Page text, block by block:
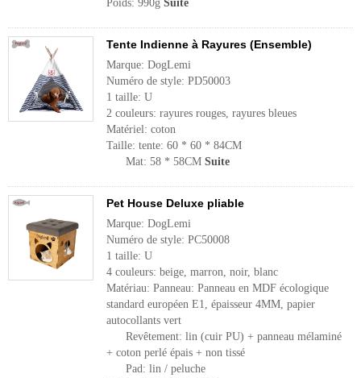
Poids: 990g Suite
Tente Indienne à Rayures (Ensemble)
Marque: DogLemi
Numéro de style: PD50003
1 taille: U
2 couleurs: rayures rouges, rayures bleues
Matériel: coton
Taille: tente: 60 * 60 * 84CM
Mat: 58 * 58CM Suite
Pet House Deluxe pliable
Marque: DogLemi
Numéro de style: PC50008
1 taille: U
4 couleurs: beige, marron, noir, blanc
Matériau: Panneau: Panneau en MDF écologique
standard européen E1, épaisseur 4MM, papier
autocollants vert
Revêtement: lin (cuir PU) + panneau mélaminé
+ coton perlé épais + non tissé
Pad: lin / peluche